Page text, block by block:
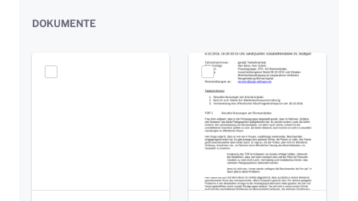
DOKUMENTE